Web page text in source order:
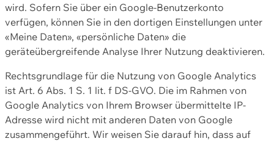
wird. Sofern Sie über ein Google-Benutzerkonto
verfügen, können Sie in den dortigen Einstellungen unter
«Meine Daten», «persönliche Daten» die
geräteübergreifende Analyse Ihrer Nutzung deaktivieren.
Rechtsgrundlage für die Nutzung von Google Analytics
ist Art. 6 Abs. 1 S. 1 lit. f DS-GVO. Die im Rahmen von
Google Analytics von Ihrem Browser übermittelte IP-
Adresse wird nicht mit anderen Daten von Google
zusammengeführt. Wir weisen Sie darauf hin, dass auf